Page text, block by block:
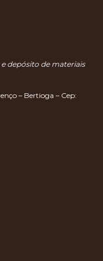
depósito de materiais
– Bertioga – Cep: